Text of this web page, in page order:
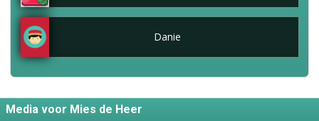
Danie
Media voor Mies de Heer